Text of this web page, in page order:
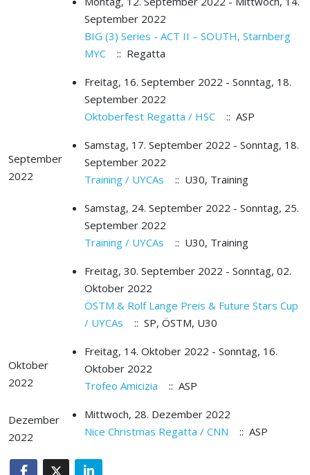
September
2022
September 2022
BIG (3) Series - ACT II – SOUTH, Starnberg
MYC
:: Regatta
Freitag, 16. September 2022 - Sonntag, 18.
September 2022
Oktoberfest Regatta / HSC
:: ASP
Samstag, 17. September 2022 - Sonntag, 18.
September 2022
Training / UYCAs
:: U30, Training
Samstag, 24. September 2022 - Sonntag, 25.
September 2022
Training / UYCAs
:: U30, Training
Freitag, 30. September 2022 - Sonntag, 02.
Oktober 2022
ÖSTM & Rolf Lange Preis & Future Stars Cup
/ UYCAs
:: SP, ÖSTM, U30
Oktober
2022
Freitag, 14. Oktober 2022 - Sonntag, 16.
Oktober 2022
Trofeo Amicizia
:: ASP
Dezember
2022
Mittwoch, 28. Dezember 2022
Nice Christmas Regatta / CNN
:: ASP